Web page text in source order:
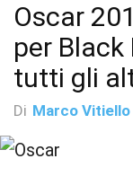
Oscar
per
tutti gli
Di Marco Vitiello